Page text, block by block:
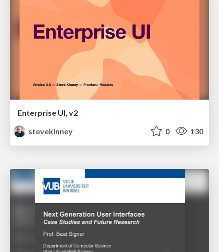
Enterprise UI, v2
stevekinney
0 130